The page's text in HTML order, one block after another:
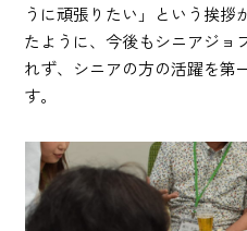
うに頑張りたい」という挨拶
たように、今後もシニアジョ
れず、シニアの方の活躍を第
す。